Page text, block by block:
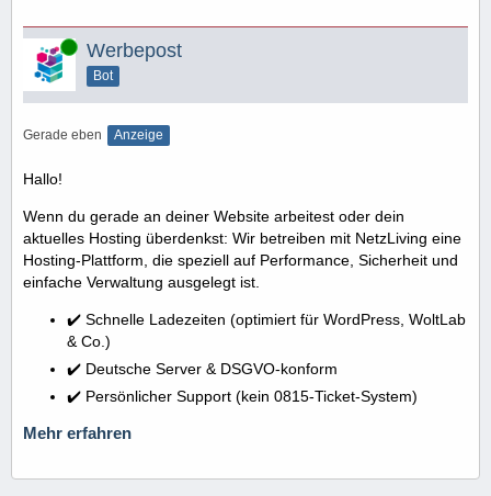
Online Werbepost
Bot
Gerade eben Anzeige
Hallo!
Wenn du gerade an deiner Website arbeitest oder dein
aktuelles Hosting überdenkst: Wir betreiben mit NetzLiving eine
Hosting-Plattform, die speziell auf Performance, Sicherheit und
einfache Verwaltung ausgelegt ist.
✔️ Schnelle Ladezeiten (optimiert für WordPress, WoltLab
& Co.)
✔️ Deutsche Server & DSGVO-konform
✔️ Persönlicher Support (kein 0815-Ticket-System)
Mehr erfahren